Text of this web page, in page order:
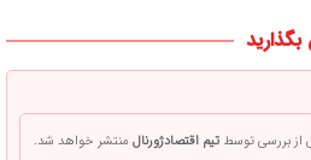
از بررسی توسطتیم اقتصادژورنالمنتشر خواهد شد.